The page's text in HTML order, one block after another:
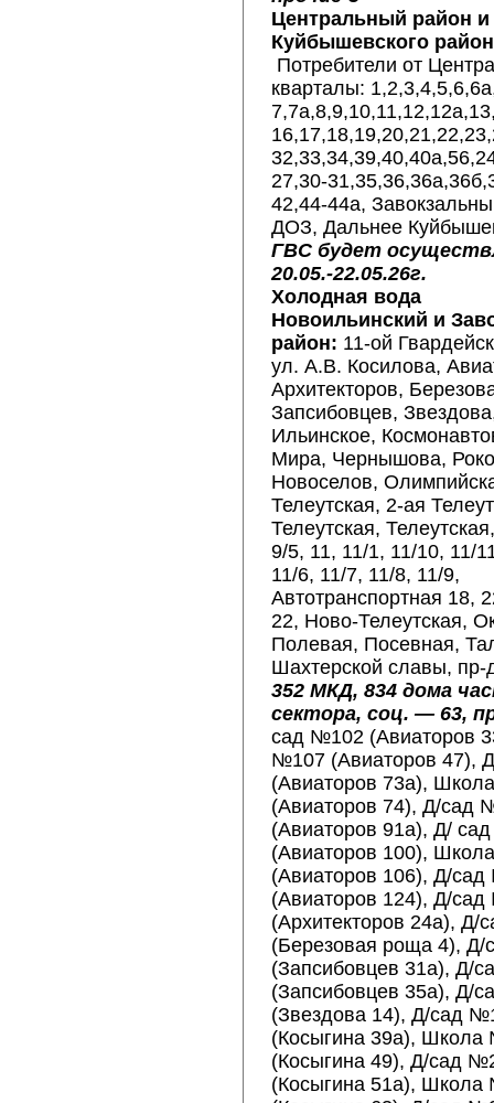
Центральный район и
Куйбышевского
Потребители от
кварталы:
27,30-
42,44-44а,
ДОЗ, Дальнее
ГВС будет
20.05.-22.05.26г.
Холодная вода
Новоильинский и
район: 11-ой
ул. А.В. Косилова,
Архитекторов,
Запсибовцев,
Ильинское,
Мира, Чернышова,
Новоселов,
Телеутская, 2-ая
Телеутская,
9/5, 11, 11/1, 11/10, 11/
11/6, 11/7, 11/8, 11/9,
Автотранспортная 18,
22, Ново-Телеутская,
Полевая, Посевная,
Шахтерской славы, пр-
352 МКД, 834 дома
сектора, соц. — 63,
сад №102 (Авиаторов
№107 (Авиаторов 47),
(Авиаторов 73а),
(Авиаторов 74), Д/сад
(Авиаторов 91а), Д/
(Авиаторов 100),
(Авиаторов 106), Д/
(Авиаторов 124), Д/
(Архитекторов 24а), Д/
(Березовая роща 4),
(Запсибовцев 31а), Д/
(Запсибовцев 35а), Д/
(Звездова 14), Д/сад
(Косыгина 39а),
(Косыгина 49), Д/сад
(Косыгина 51а),